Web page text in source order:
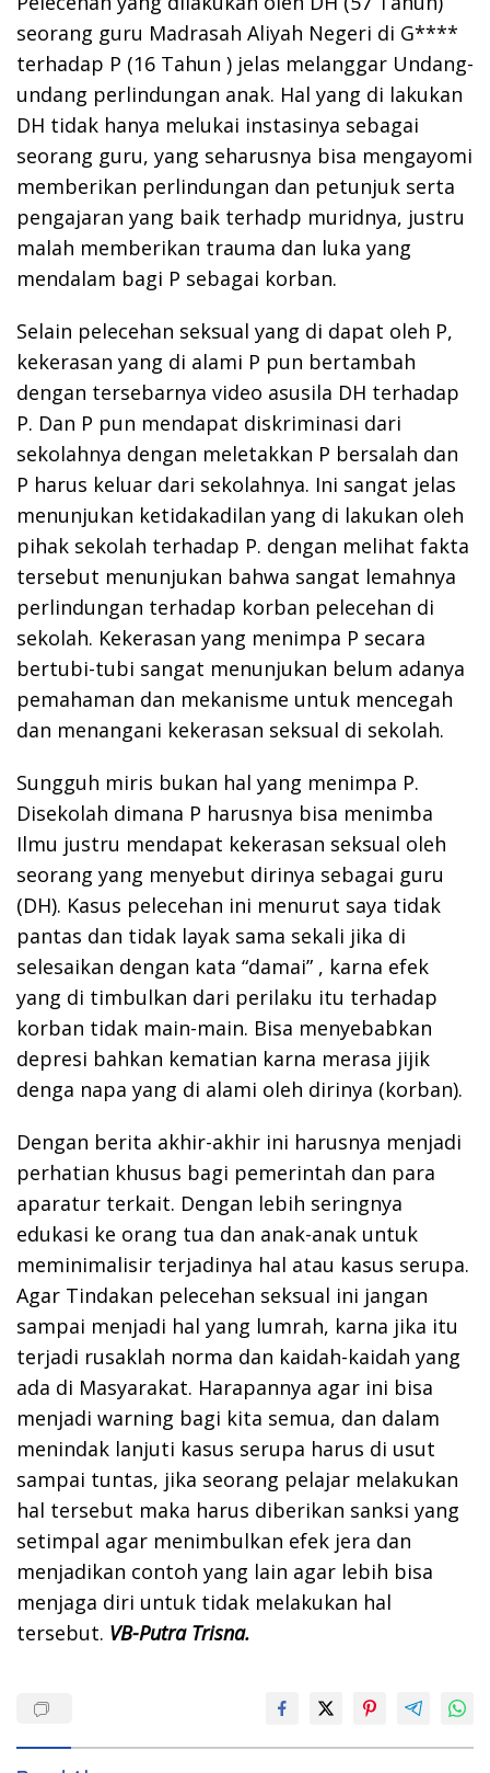
seorang guru Madrasah Aliyah Negeri di G****
terhadap P (16 Tahun ) jelas melanggar Undang-
undang perlindungan anak. Hal yang di lakukan
DH tidak hanya melukai instasinya sebagai
seorang guru, yang seharusnya bisa mengayomi
memberikan perlindungan dan petunjuk serta
pengajaran yang baik terhadp muridnya, justru
malah memberikan trauma dan luka yang
mendalam bagi P sebagai korban.
Selain pelecehan seksual yang di dapat oleh P,
kekerasan yang di alami P pun bertambah
dengan tersebarnya video asusila DH terhadap
P. Dan P pun mendapat diskriminasi dari
sekolahnya dengan meletakkan P bersalah dan
P harus keluar dari sekolahnya. Ini sangat jelas
menunjukan ketidakadilan yang di lakukan oleh
pihak sekolah terhadap P. dengan melihat fakta
tersebut menunjukan bahwa sangat lemahnya
perlindungan terhadap korban pelecehan di
sekolah. Kekerasan yang menimpa P secara
bertubi-tubi sangat menunjukan belum adanya
pemahaman dan mekanisme untuk mencegah
dan menangani kekerasan seksual di sekolah.
Sungguh miris bukan hal yang menimpa P.
Disekolah dimana P harusnya bisa menimba
Ilmu justru mendapat kekerasan seksual oleh
seorang yang menyebut dirinya sebagai guru
(DH). Kasus pelecehan ini menurut saya tidak
pantas dan tidak layak sama sekali jika di
selesaikan dengan kata “damai” , karna efek
yang di timbulkan dari perilaku itu terhadap
korban tidak main-main. Bisa menyebabkan
depresi bahkan kematian karna merasa jijik
denga napa yang di alami oleh dirinya (korban).
Dengan berita akhir-akhir ini harusnya menjadi
perhatian khusus bagi pemerintah dan para
aparatur terkait. Dengan lebih seringnya
edukasi ke orang tua dan anak-anak untuk
meminimalisir terjadinya hal atau kasus serupa.
Agar Tindakan pelecehan seksual ini jangan
sampai menjadi hal yang lumrah, karna jika itu
terjadi rusaklah norma dan kaidah-kaidah yang
ada di Masyarakat. Harapannya agar ini bisa
menjadi warning bagi kita semua, dan dalam
menindak lanjuti kasus serupa harus di usut
sampai tuntas, jika seorang pelajar melakukan
hal tersebut maka harus diberikan sanksi yang
setimpal agar menimbulkan efek jera dan
menjadikan contoh yang lain agar lebih bisa
menjaga diri untuk tidak melakukan hal
tersebut. VB-Putra Trisna.